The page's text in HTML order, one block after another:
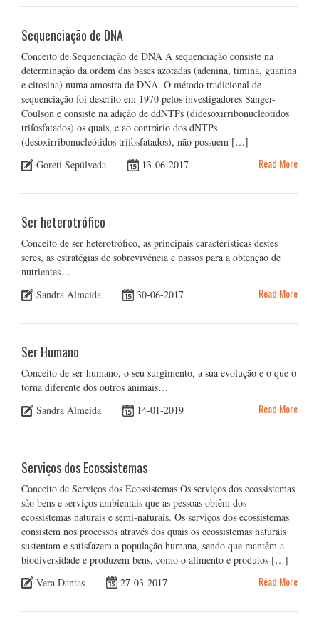
Sequenciação de DNA
Conceito de Sequenciação de DNA A sequenciação consiste na
determinação da ordem das bases azotadas (adenina, timina, guanina
e citosina) numa amostra de DNA. O método tradicional de
sequenciação foi descrito em 1970 pelos investigadores Sanger-
Coulson e consiste na adição de ddNTPs (didesoxirribonucleótidos
trifosfatados) os quais, e ao contrário dos dNTPs
(desoxirribonucleótidos trifosfatados), não possuem […]
Goreti Sepúlveda
13-06-2017 Read More
Ser heterotrófico
Conceito de ser heterotrófico, as principais características destes
seres, as estratégias de sobrevivência e passos para a obtenção de
nutrientes…
Sandra Almeida
30-06-2017 Read More
Ser Humano
Conceito de ser humano, o seu surgimento, a sua evolução e o que o
torna diferente dos outros animais…
Sandra Almeida
14-01-2019 Read More
Serviços dos Ecossistemas
Conceito de Serviços dos Ecossistemas Os serviços dos ecossistemas
são bens e serviços ambientais que as pessoas obtêm dos
ecossistemas naturais e semi-naturais. Os serviços dos ecossistemas
consistem nos processos através dos quais os ecossistemas naturais
sustentam e satisfazem a população humana, sendo que mantêm a
biodiversidade e produzem bens, como o alimento e produtos […]
Vera Dantas
27-03-2017 Read More